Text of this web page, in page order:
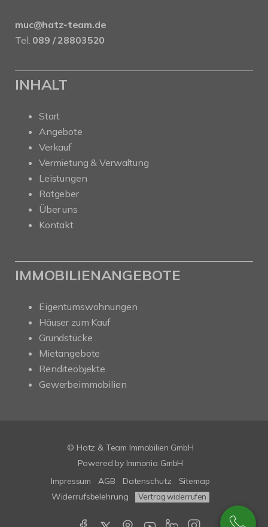
muc@hatz-team.de
Tel. 089 / 28803520
INHALT
Start
Angebote
Verkauf
Vermietung & Verwaltung
Leistungen
Ratgeber
Über uns
Kontakt
IMMOBILIENANGEBOTE
Eigentumswohnungen
Häuser zum Kauf
Grundstücke
Mietangebote
Renditeobjekte
Gewerbeimmobilien
© Hatz & Team Immobilien GmbH
Powered by Immonia GmbH
Impressum
AGB Datenschutz
Sitemap
Widerrufsbelehrung
Vertrag widerrufen